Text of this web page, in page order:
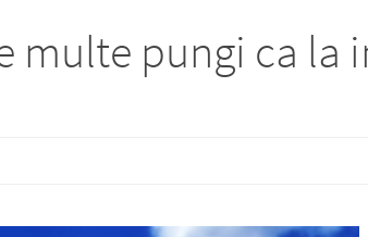
multe pungi ca la